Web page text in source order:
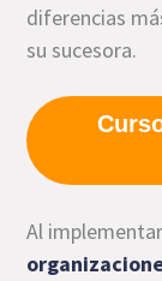
diferencias
su sucesora.
Al